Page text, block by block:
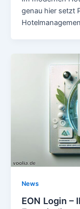
genau hier setzt
News
EON Login –